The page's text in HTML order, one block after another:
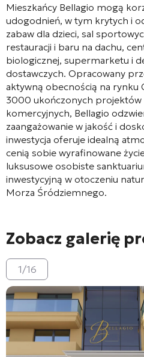
Mieszkańcy Bellagio mogą
udogodnień, w tym krytych i
zabaw dla dzieci, sal
restauracji i baru na dachu,
biologicznej, supermarketu i
dostawczych. Opracowany
aktywną obecnością na rynku
3000 ukończonych projektów
komercyjnych, Bellagio
zaangażowanie w jakość i
inwestycja oferuje idealną
cenią sobie wyrafinowane
luksusowe osobiste
inwestycyjną w otoczeniu
Morza Śródziemnego.
Zobacz galerię
1/16